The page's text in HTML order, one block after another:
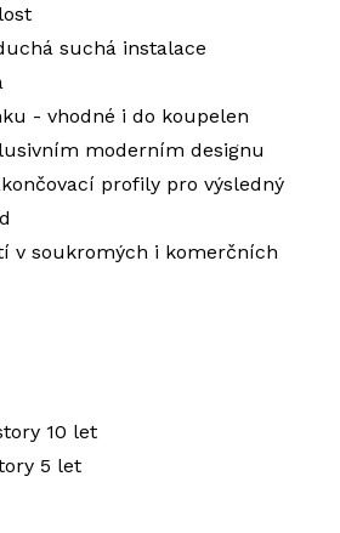
suchá instalace
- vhodné i do koupelen
moderním designu
profily pro výsledný
v soukromých i komerčních
10 let
5 let